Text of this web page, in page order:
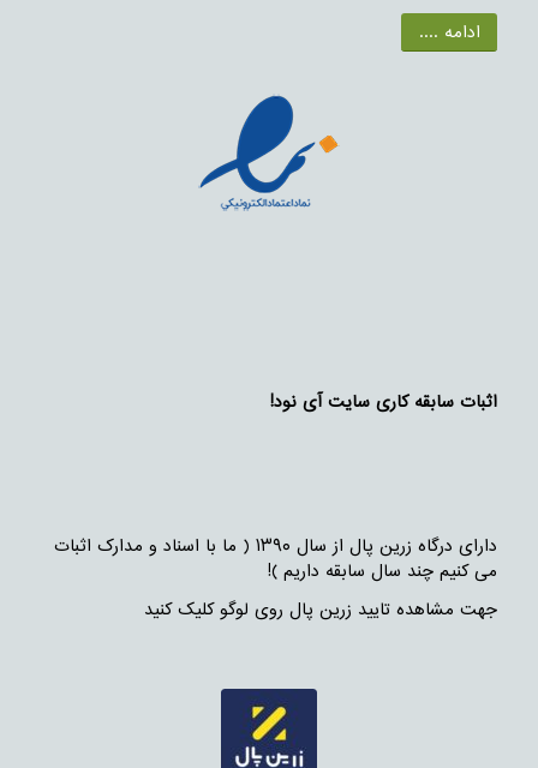
ادامه ....
اثبات سابقه کاری سایت آی نود!
دارای درگاه زرین پال از سال ۱۳۹۰ ( ما با اسناد و مدارک اثبات
می کنیم چند سال سابقه داریم )!
جهت مشاهده تایید زرین پال روی لوگو کلیک کنید